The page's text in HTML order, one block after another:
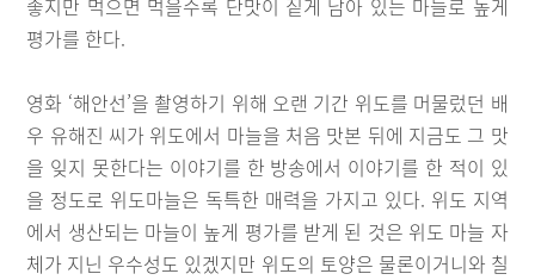
좋지만 먹으면 먹을수록 단맛이 짙게 남아 있는 마늘로 높게
평가를 한다.
영화 ‘해안선’을 촬영하기 위해 오랜 기간 위도를 머물렀던 배
우 유해진 씨가 위도에서 마늘을 처음 맛본 뒤에 지금도 그 맛
을 잊지 못한다는 이야기를 한 방송에서 이야기를 한 적이 있
을 정도로 위도마늘은 독특한 매력을 가지고 있다. 위도 지역
에서 생산되는 마늘이 높게 평가를 받게 된 것은 위도 마늘 자
체가 지닌 우수성도 있겠지만 위도의 토양은 물론이거니와 칠